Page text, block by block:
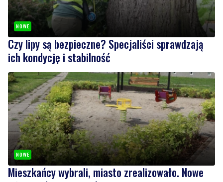
NOWE
Czy lipy są bezpieczne? Specjaliści sprawdzają
ich kondycję i stabilność
NOWE
Mieszkańcy wybrali, miasto zrealizowało. Nowe